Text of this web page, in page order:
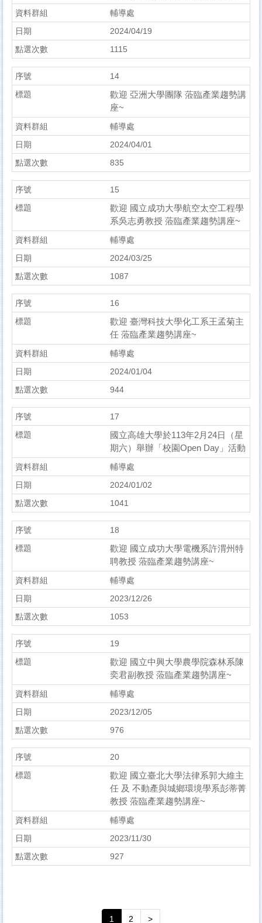
輔導處
2024/04/19
1115
14
歡迎 亞洲大學團隊 蒞臨產業趨勢講
座~
輔導處
2024/04/01
835
15
歡迎 國立成功大學航空太空工程學
系吳志勇教授 蒞臨產業趨勢講座~
輔導處
2024/03/25
1087
16
歡迎 臺灣科技大學化工系王孟菊主
任 蒞臨產業趨勢講座~
輔導處
2024/01/04
944
17
國立高雄大學於113年2月24日（星
期六）舉辦「校園Open Day」活動
輔導處
2024/01/02
1041
18
歡迎 國立成功大學電機系許渭州特
聘教授 蒞臨產業趨勢講座~
輔導處
2023/12/26
1053
19
歡迎 國立中興大學農學院森林系陳
奕君副教授 蒞臨產業趨勢講座~
輔導處
2023/12/05
976
20
歡迎 國立臺北大學法律系郭大維主
任 及 不動產與城鄉環境學系彭蒂菁
教授 蒞臨產業趨勢講座~
輔導處
2023/11/30
927
1 2 >